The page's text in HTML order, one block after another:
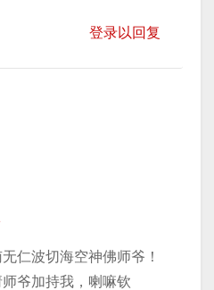
登录以回复
仁波切海空神佛师爷！
爷加持我，喇嘛钦